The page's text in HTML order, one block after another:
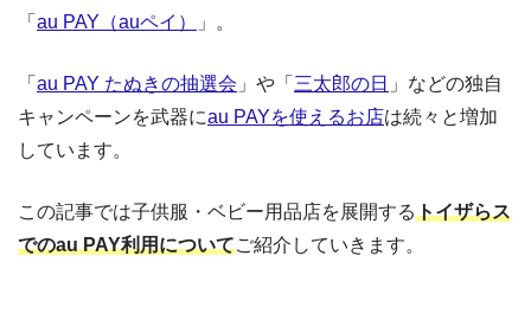
「 au PAY（auペイ） 」。
「 au PAY たぬきの抽選会 」や「 三太郎の日 」などの独自
キャンペーンを武器にau PAYを使えるお店は続々と増加
しています。
この記事では子供服・ベビー用品店を展開するトイザらス
でのau PAY利用についてご紹介していきます。